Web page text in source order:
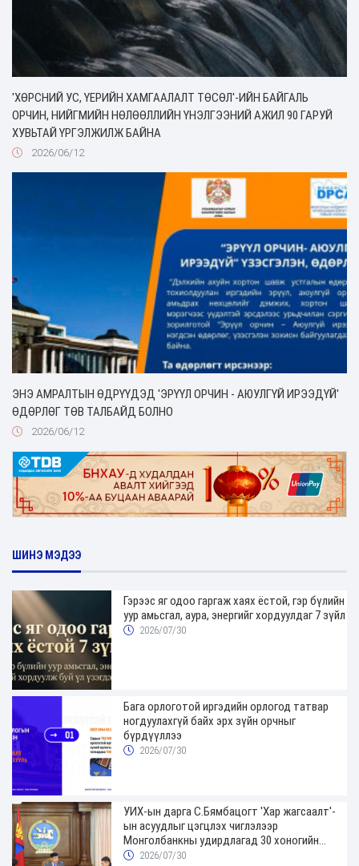
'ХӨРСНИЙ УС, ҮЕРИЙН ХАМГААЛАЛТ ТӨСӨЛ'-ИЙН БАЙГАЛЬ
ОРЧИН, НИЙГМИЙН НӨЛӨӨЛЛИЙН ҮНЭЛГЭЭНИЙ АЖИЛ 90 ГАРУЙ
ХУВЬТАЙ ҮРГЭЛЖИЛЖ БАЙНА
2026/06/12
ЭНЭ АМРАЛТЫН ӨДРҮҮДЭД 'ЭРҮҮЛ ОРЧИН - АЮУЛГҮЙ ИРЭЭДҮЙ'
ӨДӨРЛӨГ ТӨВ ТАЛБАЙД БОЛНО
2026/06/12
ШИНЭ МЭДЭЭ
Гэрээс яг одоо гаргаж хаях ёстой, гэр бүлийн
уур амьсгал, аура, энергийг хордуулдаг 7 зүйл
2026/07/30
Бага орлоготой иргэдийн орлогод татвар
ногдуулахгүй байх эрх зүйн орчныг
бүрдүүллээ
2026/07/30
УИХ-ын дарга С.Бямбацогт 'Хар жагсаалт'-
ын асуудлыг цэгцлэх чиглэлээр
Монголбанкны удирдлагад 30 хоногийн
хугацаатай үүрэг өглөө
2026/07/30